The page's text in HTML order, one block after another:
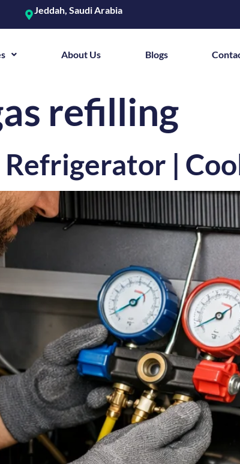
Jeddah, Saudi Arabia
About Us Blogs
refilling
Refrigerator |